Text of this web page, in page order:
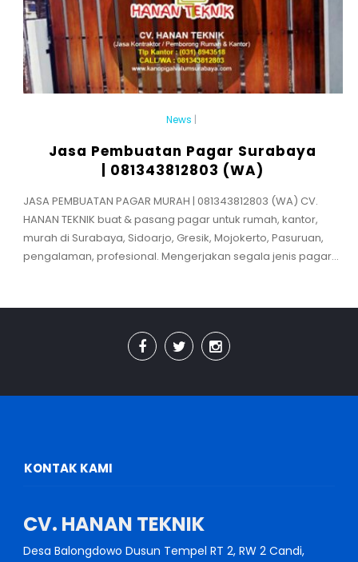
News |
Jasa Pembuatan Pagar Surabaya
| 081343812803 (WA)
JASA PEMBUATAN PAGAR MURAH | 081343812803 (WA) CV.
HANAN TEKNIK buat & pasang pagar untuk rumah, kantor,
murah di Surabaya, Sidoarjo, Gresik, Mojokerto, Pasuruan,
pengalaman, profesional. Mengerjakan segala jenis pagar...
KONTAK KAMI
CV. HANAN TEKNIK
Desa Balongdowo Dusun Tempel RT 2, RW 2 Candi,